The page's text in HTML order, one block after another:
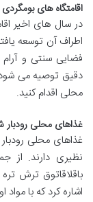
اقامتگاه های بومگردی
در سال های اخیر
اطراف آن توسعه
فضایی سنتی و آرام
دقیق توصیه می
محلی اقدام کنید.
غذاهای محلی
غذاهای محلی
نظیری دارند. از
باقلاقاتوق ترش
اشاره کرد که با